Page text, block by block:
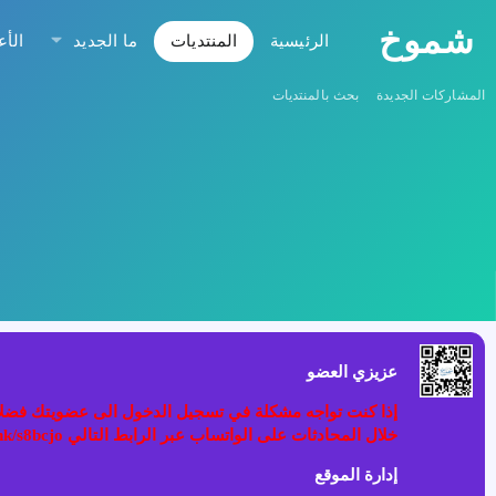
شموخ الرئيسية المنتديات ما الجديد
المشاركات الجديدة بحث بالمنتديات
عزيزي العضو
خلال المحادثات على الواتساب عبر الرابط التالي wa.link/s8bcjo او مسح الباركود في الصوره
إدارة الموقع